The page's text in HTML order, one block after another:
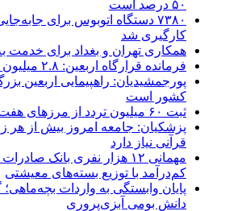
۵۰ درصد است
۷۳۸۰ دستگاه اتوبوس برای
کارگیری شد
همکاری تهران و بغداد برای خدمت
فرمانده قرارگاه اربعین: ۲.۸ میلیون زائر به کشور بازگشتند
پورجمشیدیان: راهپیمایی اربعین
کشور است
ثبت ۶۰ میلیون تردد از مرزهای هفت‌گانه اربعینی
پزشکیان: جامعه امروز بیش از هر
قرآنی نیاز دارد
مهمانی ۱۲ هزار نفری بانک
کم‌درآمد با توزیع بسته‌های معیشتی
پایان وابستگی به واردات
دانش بومی آبزی‌پروری